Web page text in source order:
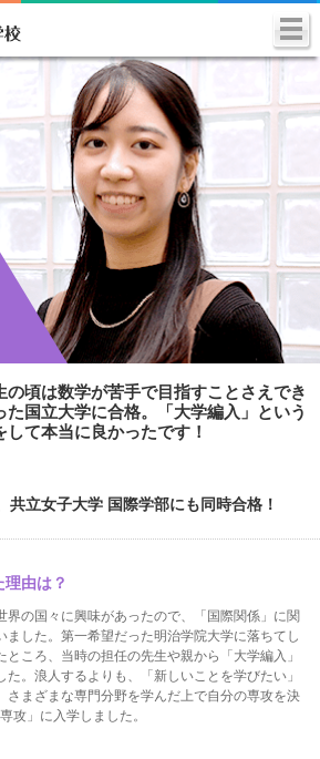
の頃は数学が苦手で目指すことさえでき
た国立大学に合格。「大学編入」という
して本当に良かったです！
共立女子大学 国際学部にも同時合格！
理由は？
界の国々に興味があったので、「国際関係」に関
ました。第一希望だった明治学院大学に落ちてし
ところ、当時の担任の先生や親から「大学編入」
た。浪人するよりも、「新しいことを学びたい」
さまざまな専門分野を学んだ上で自分の専攻を決
攻」に入学しました。